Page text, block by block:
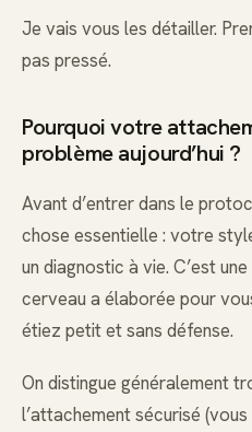
Je vais vous les détailler.
pas pressé.
Pourquoi votre
problème aujourd’hui ?
Avant d’entrer dans le
chose essentielle : votre
un diagnostic à vie. C’est
cerveau a élaborée pour
étiez petit et sans défense.
On distingue généralement
l’attachement sécurisé